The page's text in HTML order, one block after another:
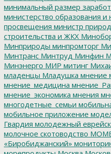
минимальный размер
министерство образования и
просвещения министр
строительства и ЖКХ
Минприроды минпромторг
Минтранс Минтруд Минфин
Минэнерго МИР митинг
младенцы Младушка мнение
мнение_медицина
мнение_экономика мнения
многодетные_семьи
мобильное приложение
Гвардия молодежный
молочное скотоводство
«Биробиджанский»